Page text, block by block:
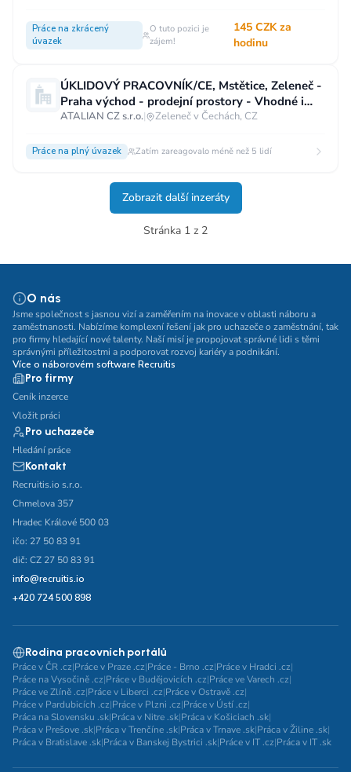
Práce na zkrácený
úvazek
O tuto pozici je
zájem!
145 CZK za
hodinu
ÚKLIDOVÝ PRACOVNÍK/CE, Mstětice, Zeleneč -
Praha východ - prodejní prostory - Vhodné i
pro OZP
ATALIAN CZ s.r.o.| Zeleneč v Čechách, CZ
Práce na plný úvazek Zatím zareagovalo méně než 5 lidí
Zobrazit další inzeráty
Stránka 1 z 2
O nás
Jsme společnost s jasnou vizí a zaměřením na inovace v oblasti náboru a
zaměstnanosti. Nabízíme komplexní řešení jak pro uchazeče o zaměstnání, tak
pro firmy hledající nové talenty. Naší misí je propojovat správné lidi s těmi
správnými příležitostmi a podporovat rozvoj kariéry a podnikání.
Více o náborovém software Recruitis
Pro firmy
Ceník inzerce
Vložit práci
Pro uchazeče
Hledání práce
Kontakt
Recruitis.io s.r.o.
Chmelova 357
Hradec Králové 500 03
ičo: 27 50 83 91
dič: CZ 27 50 83 91
info@recruitis.io
+420 724 500 898
Rodina pracovních portálů
Práce v ČR .cz|Práce v Praze .cz|Práce - Brno .cz|Práce v Hradci .cz|
Práce na Vysočině .cz|Práce v Budějovicích .cz|Práce ve Varech .cz|
Práce ve Zlíně .cz|Práce v Liberci .cz|Práce v Ostravě .cz|
Práce v Pardubicích .cz|Práce v Plzni .cz|Práce v Ústí .cz|
Práca na Slovensku .sk|Práca v Nitre .sk|Práca v Košiciach .sk|
Práca v Prešove .sk|Práca v Trenčíne .sk|Práca v Trnave .sk|Práca v Žiline .sk|
Práca v Bratislave .sk|Práca v Banskej Bystrici .sk|Práce v IT .cz|Práca v IT .sk